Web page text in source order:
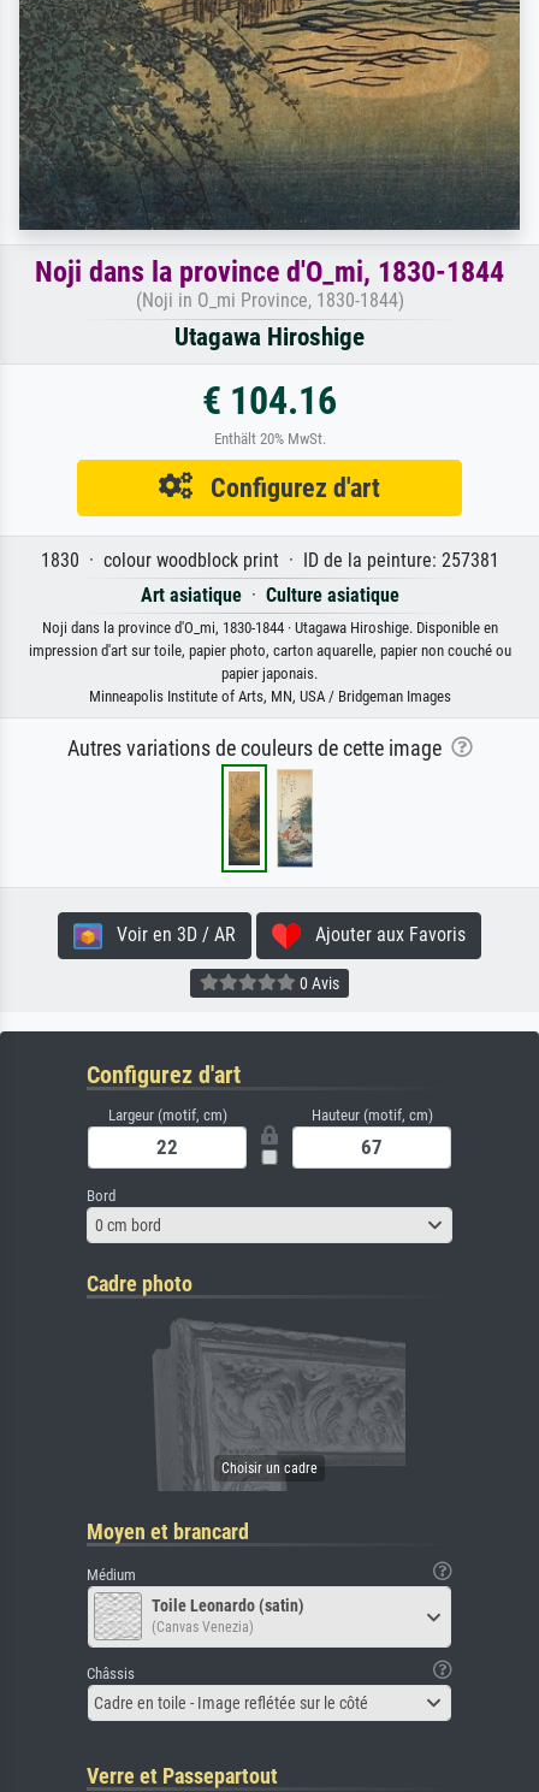
Noji dans la province d'O_mi, 1830-1844
(Noji in O_mi Province, 1830-1844)
Utagawa Hiroshige
€ 104.16
Enthält 20% MwSt.
Configurez d'art
1830 · colour woodblock print · ID de la peinture: 257381
Art asiatique· Culture asiatique
Noji dans la province d'O_mi, 1830-1844 · Utagawa Hiroshige. Disponible en
impression d'art sur toile, papier photo, carton aquarelle, papier non couché ou
papier japonais.
Minneapolis Institute of Arts, MN, USA / Bridgeman Images
Autres variations de couleurs de cette image
Voir en 3D / AR Ajouter aux Favoris
0 Avis
Configurez d'art
Largeur (motif, cm) Hauteur (motif, cm)
Bord
0 cm bord
Cadre photo
Moyen et brancard
Médium
Toile Leonardo (satin)
(Canvas Venezia)
Châssis
Cadre en toile - Image reflétée sur le côté
Verre et Passepartout